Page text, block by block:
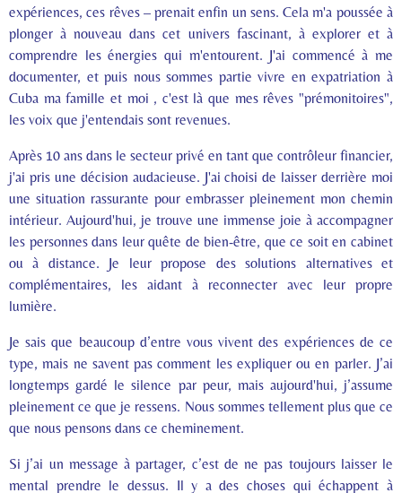
expériences, ces rêves – prenait enfin un sens. Cela m'a poussée à
plonger à nouveau dans cet univers fascinant, à explorer et à
comprendre les énergies qui m'entourent. J'ai commencé à me
documenter, et puis nous sommes partie vivre en expatriation à
Cuba ma famille et moi , c'est là que mes rêves "prémonitoires",
les voix que j'entendais sont revenues.
Après 10 ans dans le secteur privé en tant que contrôleur financier,
j'ai pris une décision audacieuse. J'ai choisi de laisser derrière moi
une situation rassurante pour embrasser pleinement mon chemin
intérieur. Aujourd'hui, je trouve une immense joie à accompagner
les personnes dans leur quête de bien-être, que ce soit en cabinet
ou à distance. Je leur propose des solutions alternatives et
complémentaires, les aidant à reconnecter avec leur propre
lumière.
Je sais que beaucoup d’entre vous vivent des expériences de ce
type, mais ne savent pas comment les expliquer ou en parler. J’ai
longtemps gardé le silence par peur, mais aujourd'hui, j’assume
pleinement ce que je ressens. Nous sommes tellement plus que ce
que nous pensons dans ce cheminement.
Si j’ai un message à partager, c’est de ne pas toujours laisser le
mental prendre le dessus. Il y a des choses qui échappent à